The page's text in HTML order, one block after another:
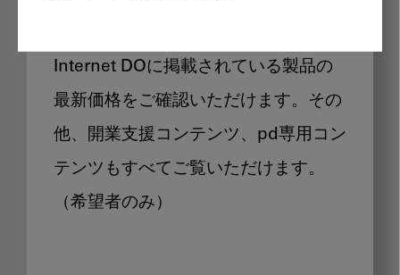
Internet DOに掲載されている製品の
最新価格をご確認いただけます。その
他、開業支援コンテンツ、pd専用コン
テンツもすべてご覧いただけます。
（希望者のみ）